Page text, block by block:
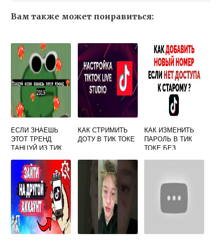
Вам также может понравиться:
ЕСЛИ ЗНАЕШЬ
ЭТОТ ТРЕНД
ТАНЦУЙ ИЗ ТИК
КАК СТРИМИТЬ
ДОТУ В ТИК ТОКЕ
КАК ИЗМЕНИТЬ
ПАРОЛЬ В ТИК
ТОКЕ БЕЗ